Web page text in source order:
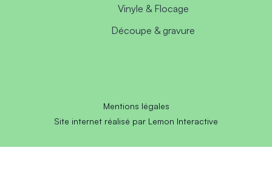
Vinyle & Flocage
Découpe & gravure
Mentions légales
Site internet réalisé par Lemon Interactive